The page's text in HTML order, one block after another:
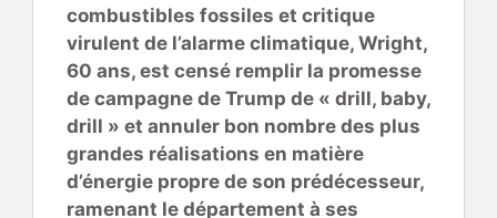
combustibles fossiles et critique
virulent de l’alarme climatique, Wright,
60 ans, est censé remplir la promesse
de campagne de Trump de « drill, baby,
drill » et annuler bon nombre des plus
grandes réalisations en matière
d’énergie propre de son prédécesseur,
ramenant le département à ses